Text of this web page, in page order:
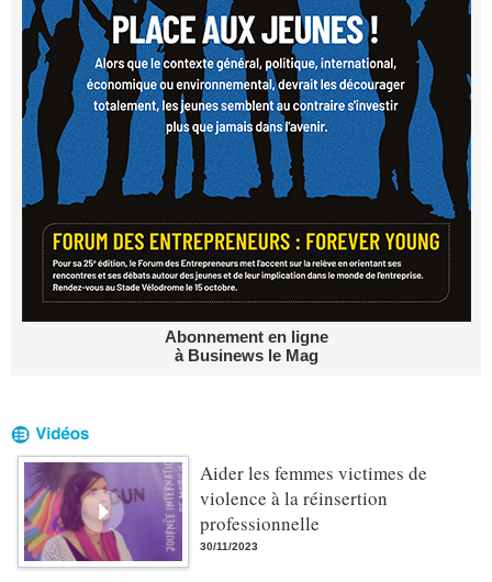
Abonnement en ligne
à Businews le Mag
Aider les femmes victimes de
violence à la réinsertion
professionnelle
30/11/2023